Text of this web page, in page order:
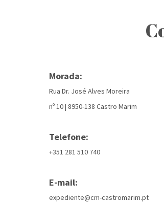
Morada:
Rua Dr. José Alves Moreira
nº 10 | 8950-138 Castro Marim
Telefone:
+351 281 510 740
E-mail:
expediente@cm-castromarim.pt